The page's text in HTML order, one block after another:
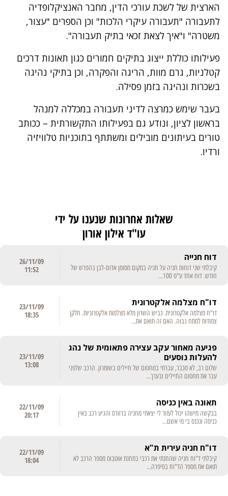
הארצית של לשכת עורכי הדין, מחבר האנציקלופדיה
לתעבורה "תעבורה עיקרי הלכות" וכן הספרים "עצור,
משטרה" ו"איך לצאת זכאי בתיק תעבורה".
פעילותו כוללת ייצוג בתיקים חמורים כגון תאונות דרכים
קטלניות, גרם מוות, הריגה והפקרה, וכן בתיקי נהיגה
בשכרות ונהיגה בזמן פסילה.
בעבר שימש כמרצה לדיני תעבורה במכללה למנהל
בראשון לציון, ונודע גם בפעילותו התקשורתית – ככותב
טורים בעיתונים מובילים ומשתתף בתוכניות טלוויזיה
ורדיו.
שאלות אחרונות שנענו על ידי
עו"ד אילון אורון
דוח חנייה
קיבלתי שני דוחות חניה על חניה במקום מסומן אדום-לבן בהפרש של
חודש. דוח אחד ע"ס 100...
26/11/09
11:52
דו"ח מצלמה אלקטרונית
דו"ח מצלמה אלקטרונית. כביש השרון מלא מצלמות אלקטרוניות. חלקן
צמודות למתח גבוה. האם זה תואם את...
23/11/09
18:35
פגיעה מאחור עקב עצירה פתאומית של נהג
להעלות נוסעים
שלום רב, לא מכבר, עברתי במחסום של חיילים בשומרון. הרכב שלפני
עבר את מחסום החיילים ובערך...
23/11/09
13:08
תאונה באין כניסה
בבקשה מישהו יכול לעזור לי יצאתי מחניה ברוורס והגיע רכב באין
כניסה ונכנס בי מי אשם...
22/11/09
20:17
דו"ח חניה עירית ת"א
קיבלתי ד"וח חניה שהחנתי את רכבי בתחנת אוטבוס מספר הרכב לא
תואם את מספר הד"וח בסיפרה...
22/11/09
18:04